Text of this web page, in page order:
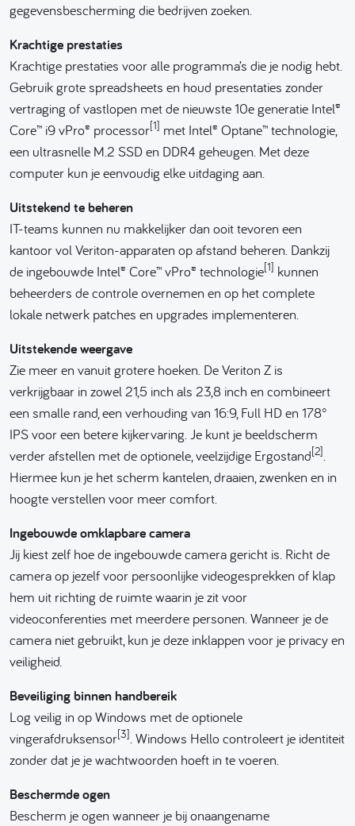
gegevensbescherming die bedrijven zoeken.
Krachtige prestaties
Krachtige prestaties voor alle programma’s die je nodig hebt.
Gebruik grote spreadsheets en houd presentaties zonder
vertraging of vastlopen met de nieuwste 10e generatie Intel®
Core™ i9 vPro® processor[1] met Intel® Optane™ technologie,
een ultrasnelle M.2 SSD en DDR4 geheugen. Met deze
computer kun je eenvoudig elke uitdaging aan.
Uitstekend te beheren
IT-teams kunnen nu makkelijker dan ooit tevoren een
kantoor vol Veriton-apparaten op afstand beheren. Dankzij
de ingebouwde Intel® Core™ vPro® technologie[1] kunnen
beheerders de controle overnemen en op het complete
lokale netwerk patches en upgrades implementeren.
Uitstekende weergave
Zie meer en vanuit grotere hoeken. De Veriton Z is
verkrijgbaar in zowel 21,5 inch als 23,8 inch en combineert
een smalle rand, een verhouding van 16:9, Full HD en 178°
IPS voor een betere kijkervaring. Je kunt je beeldscherm
verder afstellen met de optionele, veelzijdige Ergostand[2].
Hiermee kun je het scherm kantelen, draaien, zwenken en in
hoogte verstellen voor meer comfort.
Ingebouwde omklapbare camera
Jij kiest zelf hoe de ingebouwde camera gericht is. Richt de
camera op jezelf voor persoonlijke videogesprekken of klap
hem uit richting de ruimte waarin je zit voor
videoconferenties met meerdere personen. Wanneer je de
camera niet gebruikt, kun je deze inklappen voor je privacy en
veiligheid.
Beveiliging binnen handbereik
Log veilig in op Windows met de optionele
vingerafdruksensor[3]. Windows Hello controleert je identiteit
zonder dat je je wachtwoorden hoeft in te voeren.
Beschermde ogen
Bescherm je ogen wanneer je bij onaangename